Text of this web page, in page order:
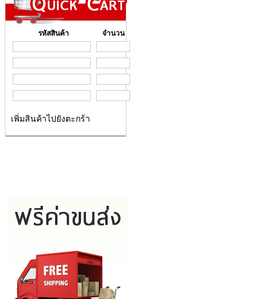
รหัสสินค้า จำนวน
เพิ่มสินค้าไปยังตะกร้า